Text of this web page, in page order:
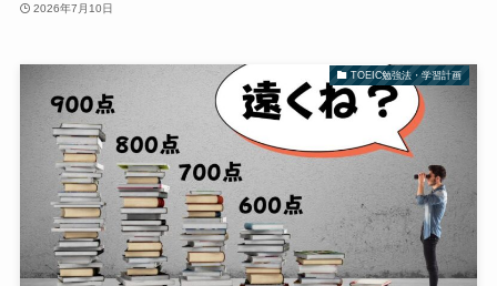
2026年7月10日
TOEIC勉強法・学習計画